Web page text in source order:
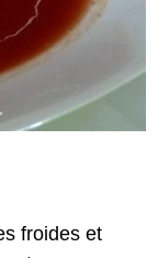
froides et